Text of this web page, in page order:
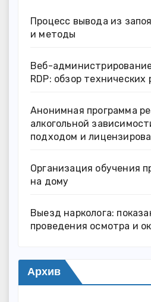
Процесс вывода из
и методы
Веб-
RDP: обзор
Анонимная программа
алкогольной
подходом и
Организация обучения
на дому
Выезд нарколога:
проведения осмотра и
Архив